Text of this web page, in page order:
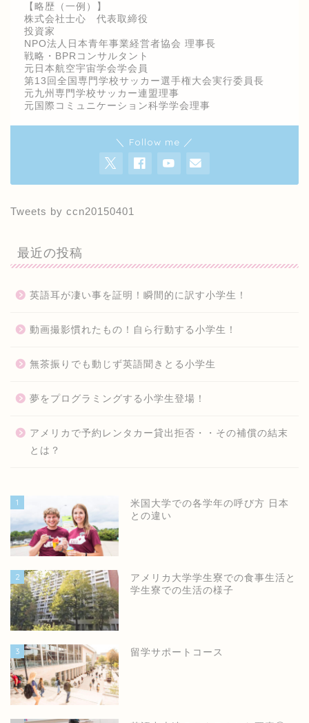
【略歴（一例）】
株式会社士心 代表取締役
投資家
NPO法人日本青年事業経営者協会 理事長
戦略・BPRコンサルタント
元日本航空宇宙学会学会員
第13回全国専門学校サッカー選手権大会実行委員長
元九州専門学校サッカー連盟理事
元国際コミュニケーション科学学会理事
＼ Follow me ／
Tweets by ccn20150401
最近の投稿
英語耳が凄い事を証明！瞬間的に訳す小学生！
動画撮影慣れたもの！自ら行動する小学生！
無茶振りでも動じず英語聞きとる小学生
夢をプログラミングする小学生登場！
アメリカで予約レンタカー貸出拒否・・その補償の結末
とは？
1
米国大学での各学年の呼び方 日本
との違い
2
アメリカ大学学生寮での食事生活と
学生寮での生活の様子
3 留学サポートコース